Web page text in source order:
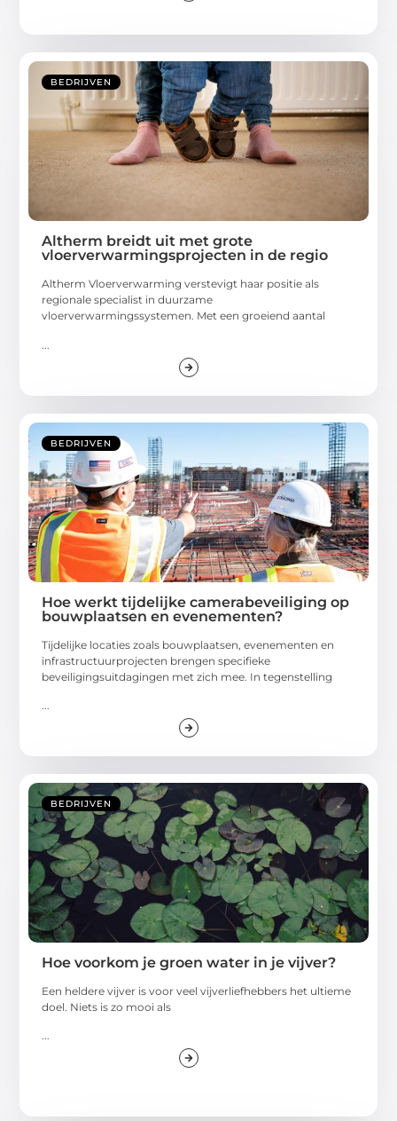
BEDRIJVEN
Altherm breidt uit met grote
vloerverwarmingsprojecten in de regio
Altherm Vloerverwarming verstevigt haar positie als
regionale specialist in duurzame
vloerverwarmingssystemen. Met een groeiend aantal
BEDRIJVEN
Hoe werkt tijdelijke camerabeveiliging op
bouwplaatsen en evenementen?
Tijdelijke locaties zoals bouwplaatsen, evenementen en
infrastructuurprojecten brengen specifieke
beveiligingsuitdagingen met zich mee. In tegenstelling
BEDRIJVEN
Hoe voorkom je groen water in je vijver?
Een heldere vijver is voor veel vijverliefhebbers het ultieme
doel. Niets is zo mooi als
...